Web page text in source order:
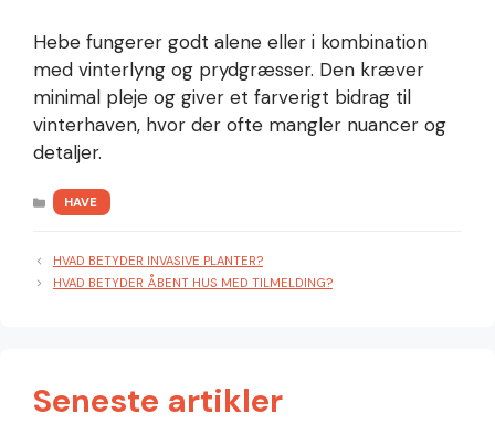
Hebe fungerer godt alene eller i kombination
med vinterlyng og prydgræsser. Den kræver
minimal pleje og giver et farverigt bidrag til
vinterhaven, hvor der ofte mangler nuancer og
detaljer.
KATEGORIER
HAVE
HVAD BETYDER INVASIVE PLANTER?
HVAD BETYDER ÅBENT HUS MED TILMELDING?
Seneste artikler